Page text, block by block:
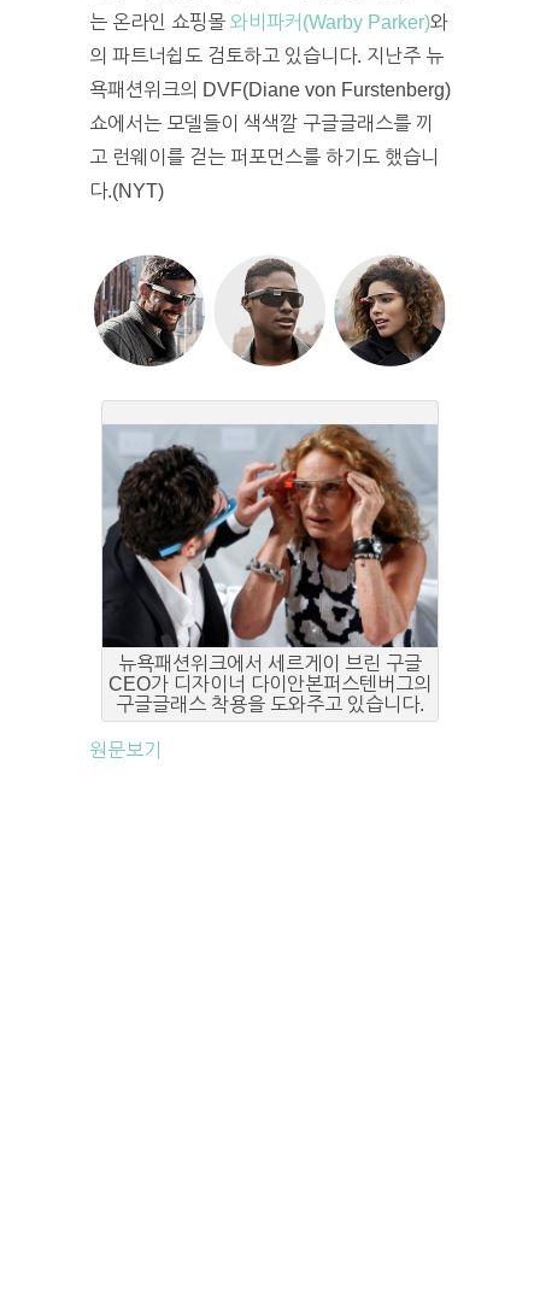
는 온라인 쇼핑몰 와비파커(Warby Parker)와
의 파트너쉽도 검토하고 있습니다. 지난주 뉴
욕패션위크의 DVF(Diane von Furstenberg)
쇼에서는 모델들이 색색깔 구글글래스를 끼
고 런웨이를 걷는 퍼포먼스를 하기도 했습니
다.(NYT)
뉴욕패션위크에서 세르게이 브린 구글
CEO가 디자이너 다이안본퍼스텐버그의
구글글래스 착용을 도와주고 있습니다.
원문보기